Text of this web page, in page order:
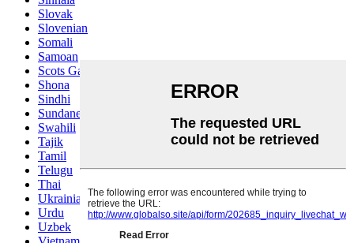
Slovak
Slovenian
Somali
Samoan
Scots Gaelic
Shona
Sindhi
Sundanese
Swahili
Tajik
Tamil
Telugu
Thai
Ukrainian
Urdu
Uzbek